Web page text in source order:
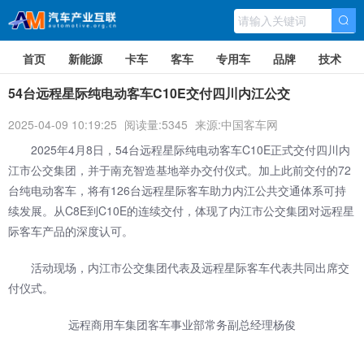
首页 新能源 卡车 客车 专用车 品牌 技术
54台远程星际纯电动客车C10E交付四川内江公交
2025-04-09 10:19:25 阅读量:5345 来源:中国客车网
2025年4月8日，54台远程星际纯电动客车C10E正式交付四川内
江市公交集团，并于南充智造基地举办交付仪式。加上此前交付的72
台纯电动客车，将有126台远程星际客车助力内江公共交通体系可持
续发展。从C8E到C10E的连续交付，体现了内江市公交集团对远程星
际客车产品的深度认可。
活动现场，内江市公交集团代表及远程星际客车代表共同出席交
付仪式。
远程商用车集团客车事业部常务副总经理杨俊